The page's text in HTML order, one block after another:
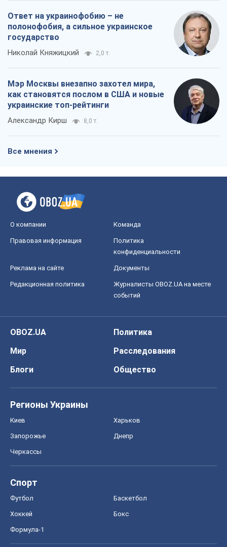
Ответ на украинофобию – не
полонофобия, а сильное украинское
государство
Николай Княжицкий 2,0 т.
Мэр Москвы внезапно захотел мира,
как становятся послом в США и новые
украинские топ-рейтинги
Александр Кирш 8,0 т.
Все мнения
О компании Команда
Правовая информация
Политика
конфиденциальности
Реклама на сайте Документы
Редакционная политика
Журналисты OBOZ.UA на месте
событий
OBOZ.UA
Политика
Мир
Расследования
Блоги
Общество
Регионы Украины
Киев Харьков
Запорожье Днепр
Черкассы
Спорт
Футбол Баскетбол
Хоккей Бокс
Формула-1